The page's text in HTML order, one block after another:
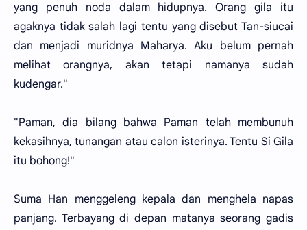
yang penuh noda dalam hidupnya. Orang gila itu
agaknya tidak salah lagi tentu yang disebut Tan-siucai
dan menjadi muridnya Maharya. Aku belum pernah
melihat orangnya, akan tetapi namanya sudah
kudengar."
"Paman, dia bilang bahwa Paman telah membunuh
kekasihnya, tunangan atau calon isterinya. Tentu Si Gila
itu bohong!"
Suma Han menggeleng kepala dan menghela napas
panjang. Terbayang di depan matanya seorang gadis